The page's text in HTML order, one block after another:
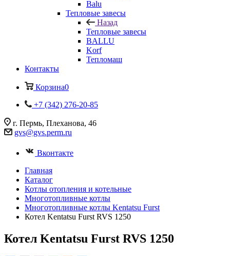
Balu
Тепловые завесы
Назад
Тепловые завесы
BALLU
Korf
Тепломаш
Контакты
Корзина0
+7 (342) 276-20-85
г. Пермь, Плеханова, 46
gvs@gvs.perm.ru
Вконтакте
Главная
Каталог
Котлы отопления и котельные
Многотопливные котлы
Многотопливные котлы Kentatsu Furst
Котел Kentatsu Furst RVS 1250
Котел Kentatsu Furst RVS 1250